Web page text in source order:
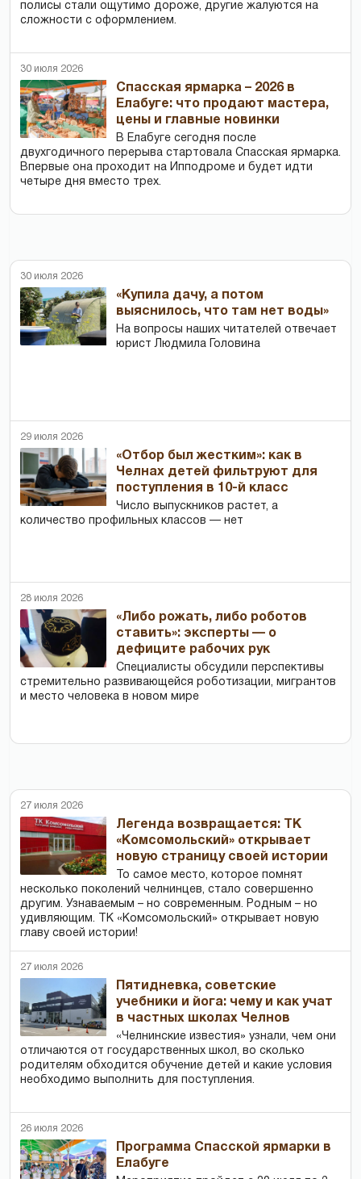
полисы стали ощутимо дороже, другие жалуются на
сложности с оформлением.
30 июля 2026
Спасская ярмарка – 2026 в
Елабуге: что продают мастера,
цены и главные новинки
В Елабуге сегодня после
двухгодичного перерыва стартовала Спасская ярмарка.
Впервые она проходит на Ипподроме и будет идти
четыре дня вместо трех.
30 июля 2026
«Купила дачу, а потом
выяснилось, что там нет воды»
На вопросы наших читателей отвечает
юрист Людмила Головина
29 июля 2026
«Отбор был жестким»: как в
Челнах детей фильтруют для
поступления в 10-й класс
Число выпускников растет, а
количество профильных классов — нет
28 июля 2026
«Либо рожать, либо роботов
ставить»: эксперты — о
дефиците рабочих рук
Специалисты обсудили перспективы
стремительно развивающейся роботизации, мигрантов
и место человека в новом мире
27 июля 2026
Легенда возвращается: ТК
«Комсомольский» открывает
новую страницу своей истории
То самое место, которое помнят
несколько поколений челнинцев, стало совершенно
другим. Узнаваемым – но современным. Родным – но
удивляющим. ТК «Комсомольский» открывает новую
главу своей истории!
27 июля 2026
Пятидневка, советские
учебники и йога: чему и как учат
в частных школах Челнов
«Челнинские известия» узнали, чем они
отличаются от государственных школ, во сколько
родителям обходится обучение детей и какие условия
необходимо выполнить для поступления.
26 июля 2026
Программа Спасской ярмарки в
Елабуге